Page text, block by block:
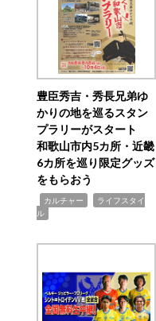
豊臣秀吉・秀長兄弟ゆ
かりの地を巡るスタン
プラリーがスタート
和歌山市内5カ所・近畿
6カ所を巡り限定グッズ
をもらおう
カルチャー
ライフスタイ
ル